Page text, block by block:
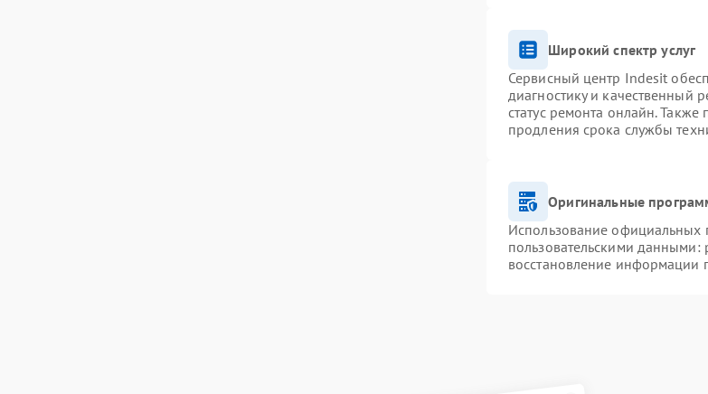
Широкий спектр услуг
Сервисный центр Indesit
диагностику и качественный
статус ремонта онлайн.
продления срока службы
Оригинальные
Использование официальных
пользовательскими данными:
восстановление информации